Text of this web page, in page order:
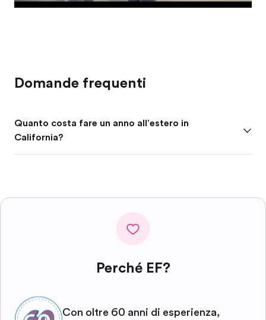
Domande frequenti
Quanto costa fare un anno all'estero in
California?
Perché EF?
Con oltre 60 anni di esperienza,